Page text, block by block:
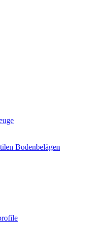
Bodenbelägen